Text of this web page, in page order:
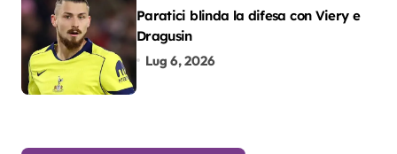
Paratici blinda la difesa con Viery e
Dragusin
Lug 6, 2026